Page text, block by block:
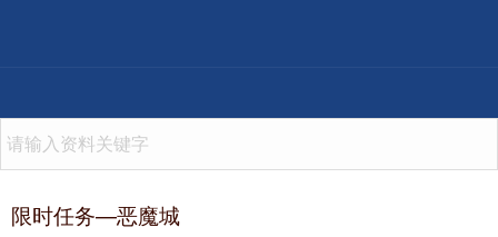
限时任务—恶魔城